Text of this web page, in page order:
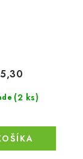
(2 ks)